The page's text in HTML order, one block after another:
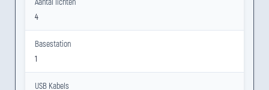
4
Basestation
1
USB Kabels